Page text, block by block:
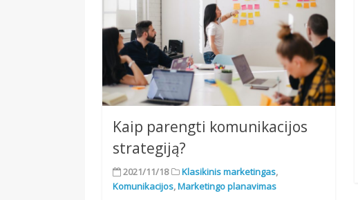
Kaip parengti komunikacijos
strategiją?
2021/11/18 Klasikinis marketingas,
Komunikacijos,Marketingo planavimas